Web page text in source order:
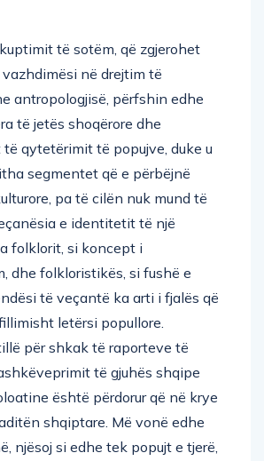
të sotëm, që zgjerohet
në drejtim të
antropologjisë, përfshin edhe
të jetës shoqërore dhe
qytetërimit të popujve, duke u
segmentet që e përbëjnë
pa të cilën nuk mund të
e identitetit të një
folklorit, si koncept i
dhe folkloristikës, si fushë e
të veçantë ka arti i fjalës që
letërsi popullore.
për shkak të raporteve të
të gjuhës shqipe
është përdorur që në krye
shqiptare. Më vonë edhe
njësoj si edhe tek popujt e tjerë,